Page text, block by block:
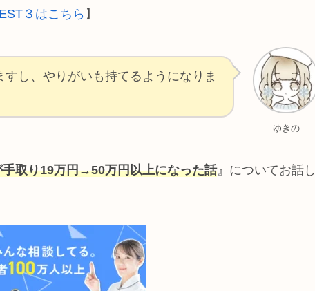
３はこちら 】
ゆきの
し、やりがいも持てるようになりま
取り19万円→50万円以上になった話』についてお話し